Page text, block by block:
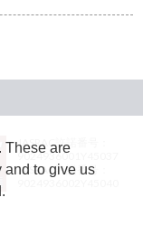
JASRAC許諾番号：
9024936001Y45037
JASRAC許諾番号：
These are
and to give us